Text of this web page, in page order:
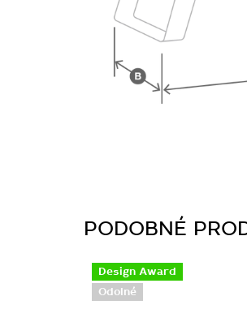
Design Award
Odolné